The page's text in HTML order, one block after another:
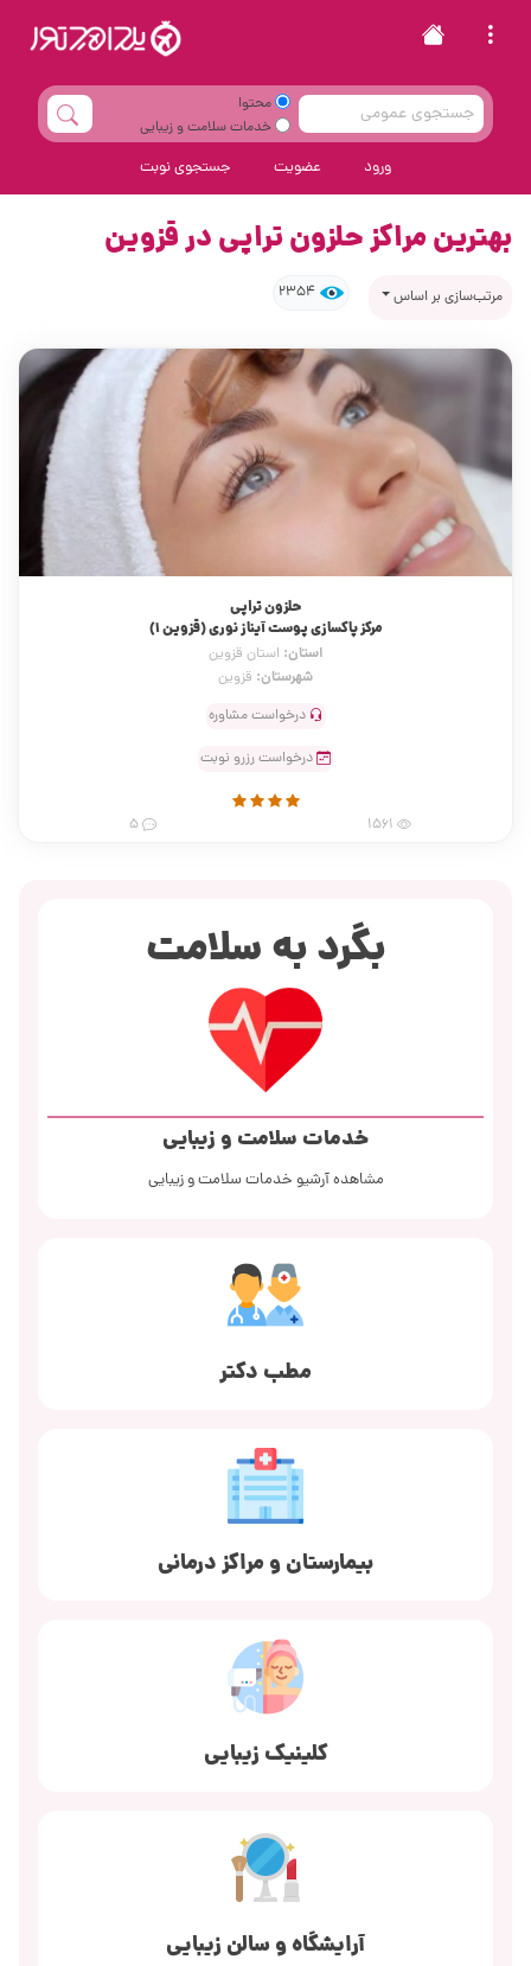
محتوا
خدمات سلامت و زیبایی
ورود عضویت جستجوی نوبت
بهترین مراکز حلزون تراپی در قزوین
مرتب‌سازی بر اساس 2354
حلزون تراپی
مرکز پاکسازی پوست آیناز نوری (قزوین 1)
استان: استان قزوین
شهرستان: قزوین
درخواست مشاوره
درخواست رزرو نوبت
5
بگرد به سلامت
خدمات سلامت و زیبایی
مشاهده آرشیو خدمات سلامت و زیبایی
مطب دکتر
بیمارستان و مراکز درمانی
کلینیک زیبایی
آرایشگاه و سالن زیبایی